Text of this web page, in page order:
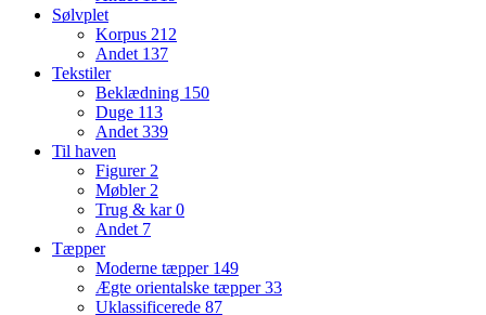
Sølvplet
Korpus 212
Andet 137
Tekstiler
Beklædning 150
Duge 113
Andet 339
Til haven
Figurer 2
Møbler 2
Trug & kar0
Andet 7
Tæpper
Moderne tæpper 149
Ægte orientalske tæpper33
Uklassificerede 87